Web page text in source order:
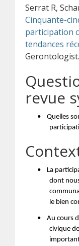
Serrat R,
Cinquante-
participation
tendances
revue
•
Quelles
•
La
dont
le bien
•
Au cours
civique